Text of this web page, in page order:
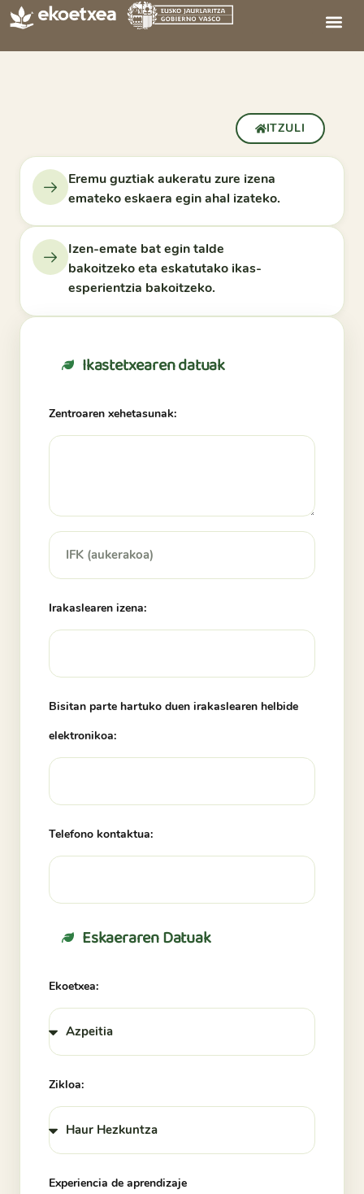
ITZULI
Eremu guztiak aukeratu zure izena
emateko eskaera egin ahal izateko.
Izen-emate bat egin talde
bakoitzeko eta eskatutako ikas-
esperientzia bakoitzeko.
Ikastetxearen datuak
Zentroaren xehetasunak:
Irakaslearen izena:
Bisitan parte hartuko duen irakaslearen helbide
elektronikoa:
Telefono kontaktua:
Eskaeraren Datuak
Ekoetxea:
Zikloa:
Experiencia de aprendizaje